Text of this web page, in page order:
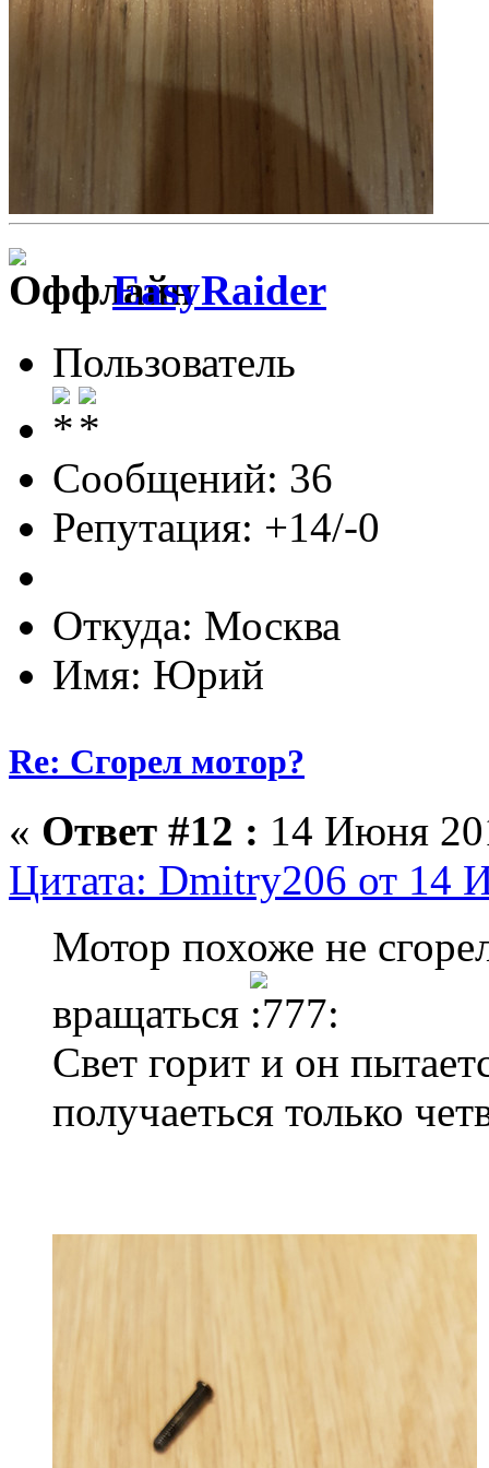
EasyRaider
Пользователь
Сообщений: 36
Репутация: +14/-0
Откуда: Москва
Имя: Юрий
Re: Сгорел мотор?
« Ответ #12 : 14 Июня
Цитата: Dmitry206 от 14
Мотор похоже не
вращаться
Свет горит и он
получаеться только